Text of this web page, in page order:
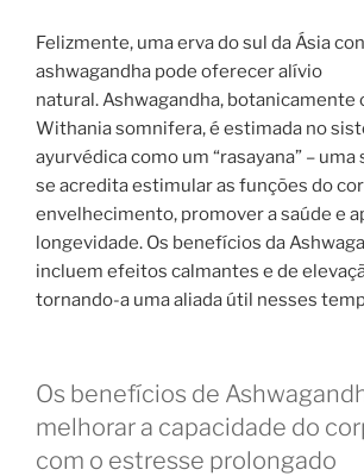
Felizmente, uma erva do sul da Ásia
ashwagandha pode oferecer alívio
natural. Ashwagandha, botanicamente
Withania somnifera, é estimada no
ayurvédica como um “rasayana” –
se acredita estimular as funções do
envelhecimento, promover a saúde e
longevidade. Os benefícios da
incluem efeitos calmantes e de
tornando-a uma aliada útil nesses
Os benefícios de
melhorar a capacidade do
com o estresse prolongado